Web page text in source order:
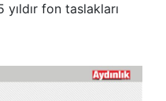
yıldır fon taslakları